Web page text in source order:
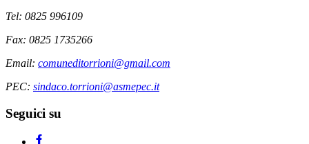
Tel: 0825 996109
Fax: 0825 1735266
Email: comuneditorrioni@gmail.com
PEC: sindaco.torrioni@asmepec.it
Seguici su